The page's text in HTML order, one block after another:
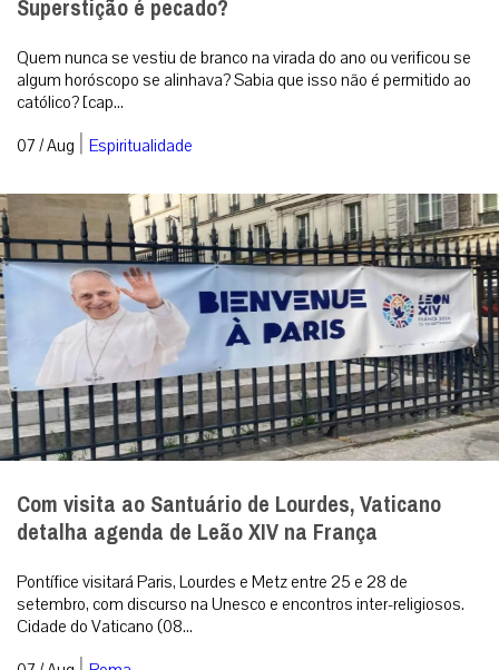
detalha agenda de Leão XIV na França
Pontífice visitará Paris, Lourdes e Metz entre 25 e 28 de
setembro, com discurso na Unesco e encontros inter-religiosos.
Cidade do Vaticano (08...
07 / Aug
| Roma
RECEBA NOSSO BOLETIM DIÁRIO
QUERO RECEBER